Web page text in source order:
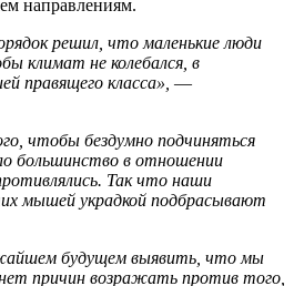
направлениям.
решил, что маленькие люди
климат не колебался, в
правящего класса», —
чтобы бездумно подчиняться
большинство в отношении
Так что наши
мышей украдкой подбрасывают
будущем выявить, что мы
причин возражать против того,